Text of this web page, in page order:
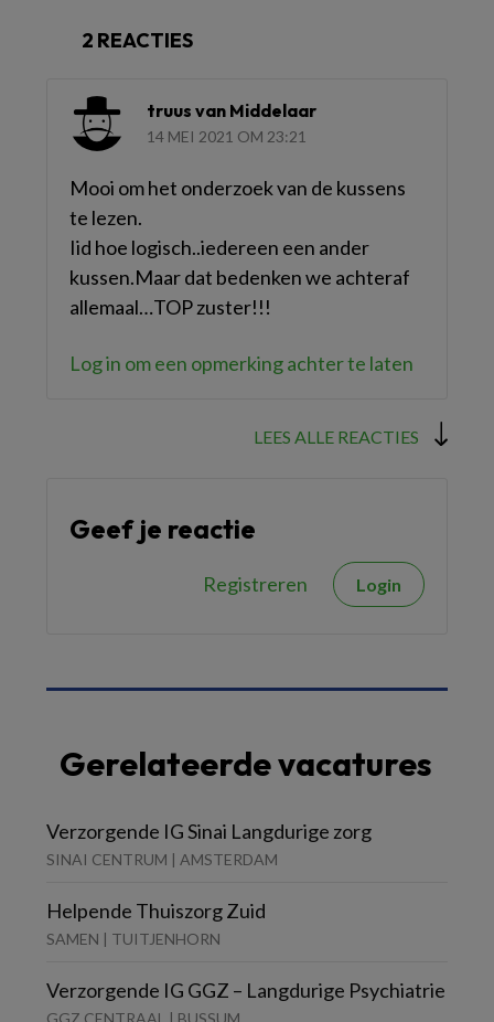
2 REACTIES
truus van Middelaar
14 MEI 2021 OM 23:21
Mooi om het onderzoek van de kussens
te lezen.
Iid hoe logisch..iedereen een ander
kussen.Maar dat bedenken we achteraf
allemaal…TOP zuster!!!
Log in om een opmerking achter te laten
LEES ALLE REACTIES
Geef je reactie
Registreren Login
Gerelateerde vacatures
Verzorgende IG Sinai Langdurige zorg
SINAI CENTRUM | AMSTERDAM
Helpende Thuiszorg Zuid
SAMEN | TUITJENHORN
Verzorgende IG GGZ – Langdurige Psychiatrie
GGZ CENTRAAL | BUSSUM